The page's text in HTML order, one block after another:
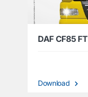
DAF CF85 FT
Download